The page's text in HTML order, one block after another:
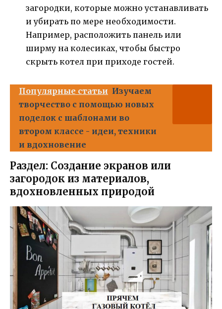
загородки, которые можно устанавливать
и убирать по мере необходимости.
Например, расположить панель или
ширму на колесиках, чтобы быстро
скрыть котел при приходе гостей.
Популярные статьи Изучаем
творчество с помощью новых
поделок с шаблонами во
втором классе - идеи, техники
и вдохновение
Раздел: Создание экранов или
загородок из материалов,
вдохновленных природой